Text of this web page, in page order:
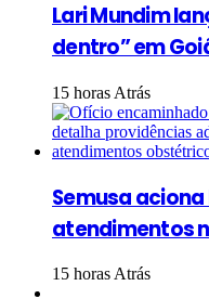
Lari Mundim
dentro” em
15 horas Atrás
Semusa
atendimentos
15 horas Atrás